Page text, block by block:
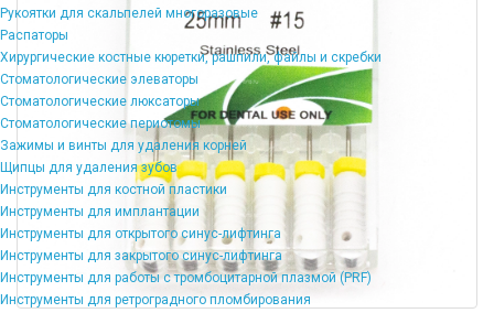
Рукоятки для скальпелей многоразовые
Распаторы
Хирургические костные кюретки, рашпили, файлы и скребки
Стоматологические элеваторы
Стоматологические люксаторы
Стоматологические периотомы
Зажимы и винты для удаления корней
Щипцы для удаления зубов
Инструменты для костной пластики
Инструменты для имплантации
Инструменты для открытого синус-лифтинга
Инструменты для закрытого синус-лифтинга
Инструменты для работы с тромбоцитарной плазмой (PRF)
Инструменты для ретроградного пломбирования